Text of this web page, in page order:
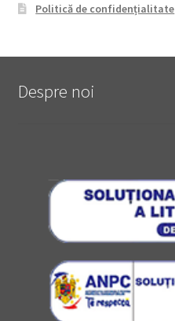
Politică de confidențialitate
Despre noi